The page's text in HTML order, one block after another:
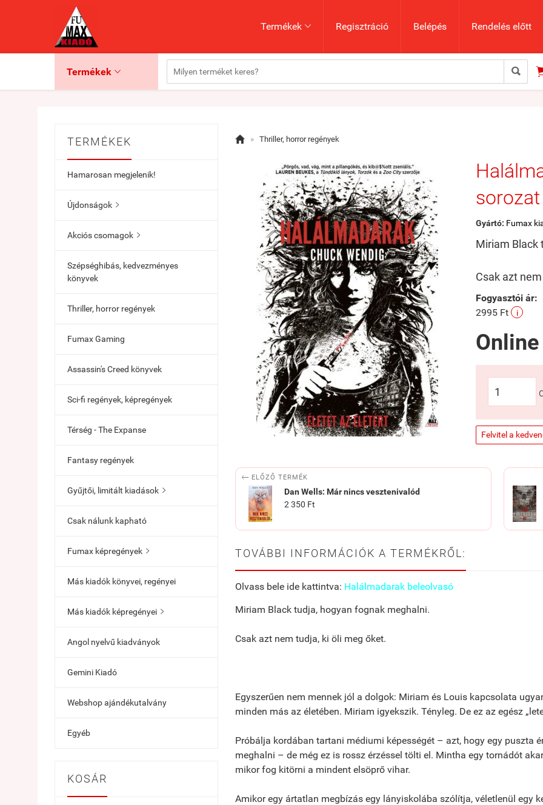
Termékek  Regisztráció Belépés Rendelés előtt
Termékek  
TERMÉKEK
Hamarosan megjelenik!
Újdonságok 
Akciós csomagok 
Szépséghibás, kedvezményes
könyvek
Thriller, horror regények
Fumax Gaming
Assassin's Creed könyvek
Sci-fi regények, képregények
Térség - The Expanse
Fantasy regények
Gyűjtői, limitált kiadások 
Csak nálunk kapható
Fumax képregények 
Más kiadók könyvei, regényei
Más kiadók képregényei 
Angol nyelvű kiadványok
Gemini Kiadó
Webshop ajándékutalvány
Egyéb
KOSÁR
 » Thriller, horror regények
Gyártó: Fumax
Miriam Black
Csak azt
Fogyasztói ár:
2995 Ft
i
Felvitel a
 ELŐZŐ TERMÉK
Dan Wells: Már nincs vesztenivalód
2 350 Ft
TOVÁBBI INFORMÁCIÓK A TERMÉKRŐL:
Olvass bele ide kattintva: Halálmadarak beleolvasó
Miriam Black tudja, hogyan fognak meghalni.
Csak azt nem tudja, ki öli meg őket.
Egyszerűen nem mennek jól a dolgok: Miriam és Louis kapcsolata
minden más az életében. Miriam igyekszik. Tényleg. De ez az egész
Próbálja kordában tartani médiumi képességét – azt, hogy egy puszta
meghalni – de még ez is rossz érzéssel tölti el. Mintha egy tornádót
mikor fog kitörni a mindent elsöprő vihar.
Amikor egy ártatlan megbízás egy lányiskolába szólítja, véletlenül egy